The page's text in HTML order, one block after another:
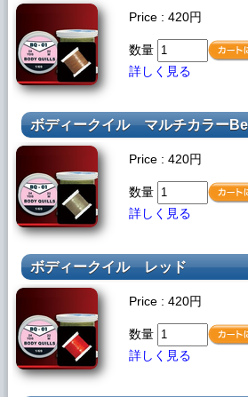
Price : 420円
数量
詳しく見る
ボディークイルマルチカラー
Price : 420円
数量
詳しく見る
ボディークイルレッド
Price : 420円
数量
詳しく見る